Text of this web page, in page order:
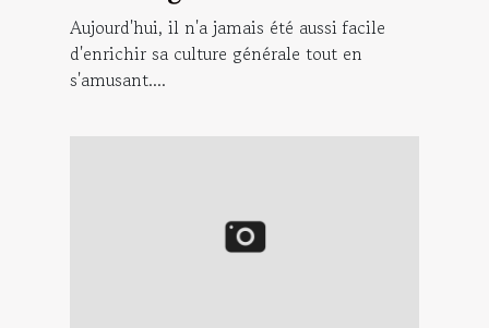
amusant ?
Aujourd'hui, il n'a jamais été aussi facile
d'enrichir sa culture générale tout en
s'amusant....